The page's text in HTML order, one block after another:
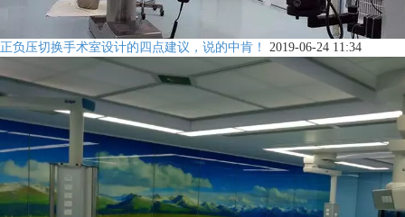
正负压切换手术室设计的四点建议，说的中肯！ 2019-06-24 11:34